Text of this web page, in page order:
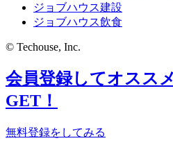
ジョブハウス建設
ジョブハウス飲食
© Techouse, Inc.
会員登録してオスス
GET！
無料登録をしてみる